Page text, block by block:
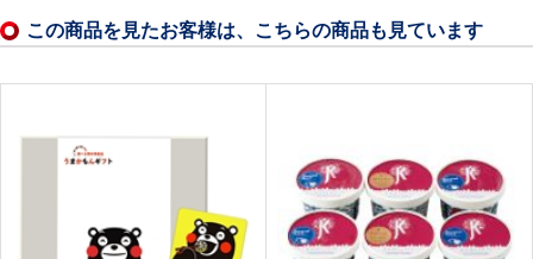
この商品を見たお客様は、こちらの商品も見ています